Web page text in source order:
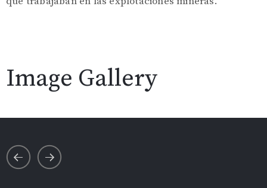
Image Gallery